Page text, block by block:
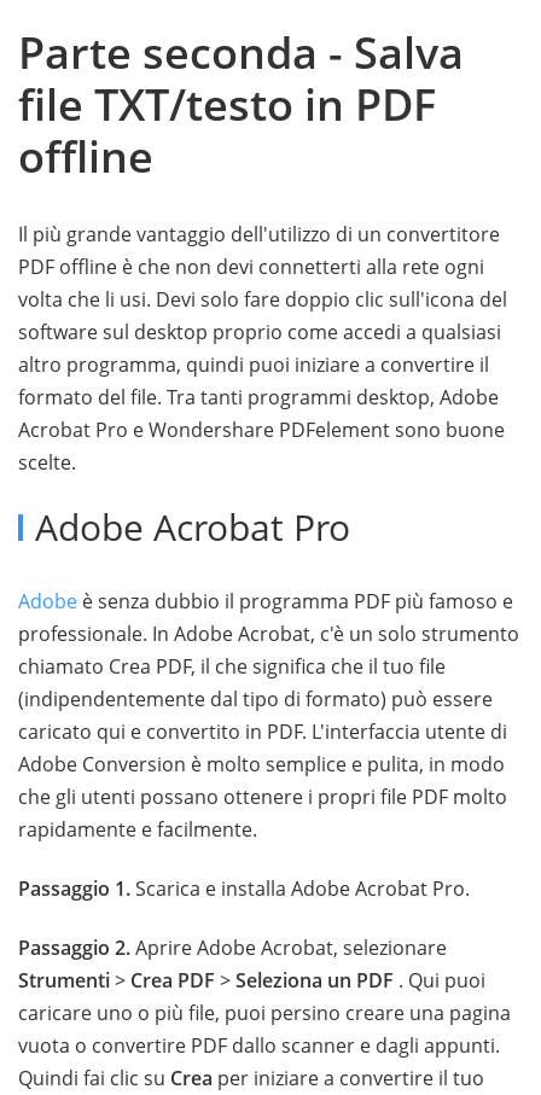
Parte seconda - Salva
file TXT/testo in PDF
offline
Il più grande vantaggio dell'utilizzo di un convertitore
PDF offline è che non devi connetterti alla rete ogni
volta che li usi. Devi solo fare doppio clic sull'icona del
software sul desktop proprio come accedi a qualsiasi
altro programma, quindi puoi iniziare a convertire il
formato del file. Tra tanti programmi desktop, Adobe
Acrobat Pro e Wondershare PDFelement sono buone
scelte.
Adobe Acrobat Pro
Adobe è senza dubbio il programma PDF più famoso e
professionale. In Adobe Acrobat, c'è un solo strumento
chiamato Crea PDF, il che significa che il tuo file
(indipendentemente dal tipo di formato) può essere
caricato qui e convertito in PDF. L'interfaccia utente di
Adobe Conversion è molto semplice e pulita, in modo
che gli utenti possano ottenere i propri file PDF molto
rapidamente e facilmente.
Passaggio 1.Scarica e installa Adobe Acrobat Pro.
Passaggio 2.Aprire Adobe Acrobat, selezionare
Strumenti> Crea PDF >Seleziona un PDF . Qui puoi
caricare uno o più file, puoi persino creare una pagina
vuota o convertire PDF dallo scanner e dagli appunti.
Quindi fai clic su Crea per iniziare a convertire il tuo